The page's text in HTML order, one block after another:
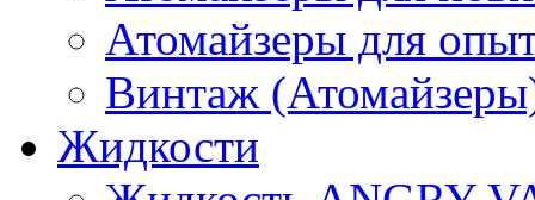
Атомайзеры для
Винтаж
Жидкости